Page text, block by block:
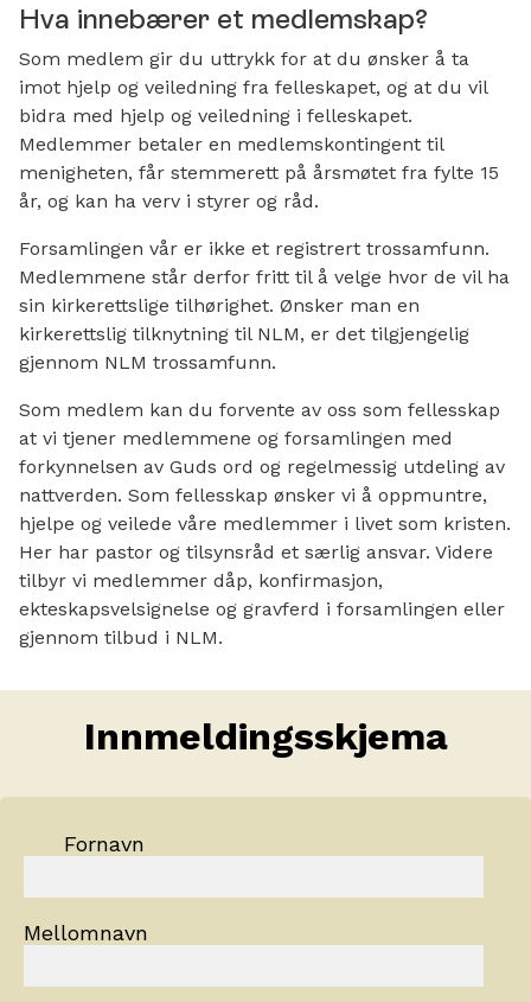
Hva innebærer et medlemskap?
Som medlem gir du uttrykk for at du ønsker å ta
imot hjelp og veiledning fra felleskapet, og at du vil
bidra med hjelp og veiledning i felleskapet.
Medlemmer betaler en medlemskontingent til
menigheten, får stemmerett på årsmøtet fra fylte 15
år, og kan ha verv i styrer og råd.
Forsamlingen vår er ikke et registrert trossamfunn.
Medlemmene står derfor fritt til å velge hvor de vil ha
sin kirkerettslige tilhørighet. Ønsker man en
kirkerettslig tilknytning til NLM, er det tilgjengelig
gjennom NLM trossamfunn.
Som medlem kan du forvente av oss som fellesskap
at vi tjener medlemmene og forsamlingen med
forkynnelsen av Guds ord og regelmessig utdeling av
nattverden. Som fellesskap ønsker vi å oppmuntre,
hjelpe og veilede våre medlemmer i livet som kristen.
Her har pastor og tilsynsråd et særlig ansvar. Videre
tilbyr vi medlemmer dåp, konfirmasjon,
ekteskapsvelsignelse og gravferd i forsamlingen eller
gjennom tilbud i NLM.
Innmeldingsskjema
Fornavn
Mellomnavn